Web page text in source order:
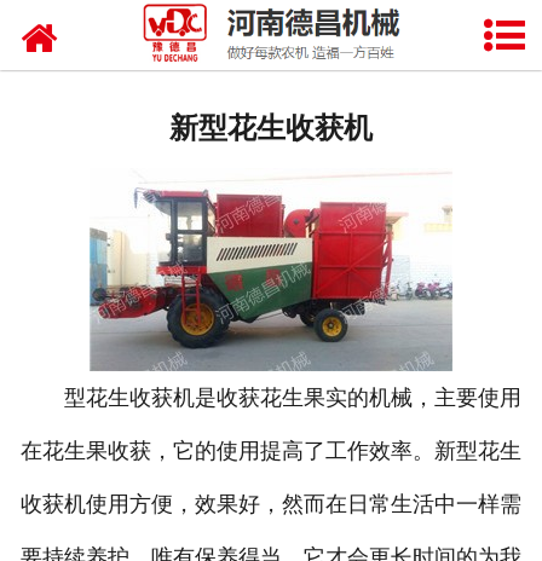
网站首页
花生机
花生挖掘机
新型花生收获机
型花生收获机是收获花生果实的机械，主要使用
在花生果收获，它的使用提高了工作效率。新型花生
收获机使用方便，效果好，然而在日常生活中一样需